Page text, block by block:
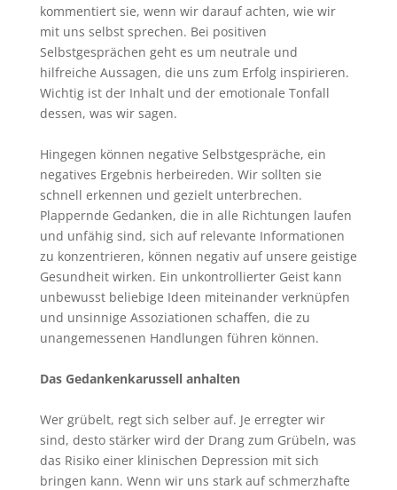
kommentiert sie, wenn wir darauf achten, wie wir
mit uns selbst sprechen. Bei positiven
Selbstgesprächen geht es um neutrale und
hilfreiche Aussagen, die uns zum Erfolg inspirieren.
Wichtig ist der Inhalt und der emotionale Tonfall
dessen, was wir sagen.
Hingegen können negative Selbstgespräche, ein
negatives Ergebnis herbeireden. Wir sollten sie
schnell erkennen und gezielt unterbrechen.
Plappernde Gedanken, die in alle Richtungen laufen
und unfähig sind, sich auf relevante Informationen
zu konzentrieren, können negativ auf unsere geistige
Gesundheit wirken. Ein unkontrollierter Geist kann
unbewusst beliebige Ideen miteinander verknüpfen
und unsinnige Assoziationen schaffen, die zu
unangemessenen Handlungen führen können.
Das Gedankenkarussell anhalten
Wer grübelt, regt sich selber auf. Je erregter wir
sind, desto stärker wird der Drang zum Grübeln, was
das Risiko einer klinischen Depression mit sich
bringen kann. Wenn wir uns stark auf schmerzhafte